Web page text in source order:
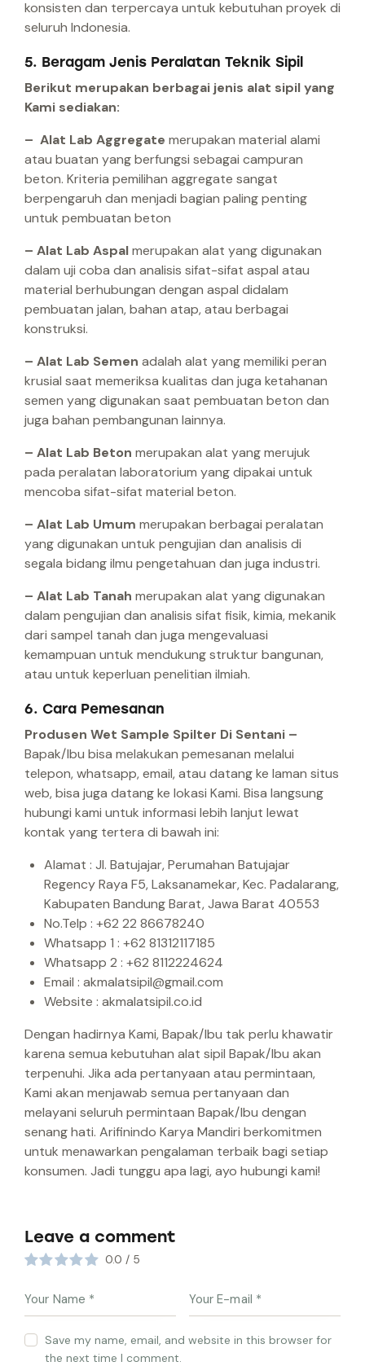
konsisten dan terpercaya untuk kebutuhan proyek di
seluruh Indonesia.
5. Beragam Jenis Peralatan Teknik Sipil
Berikut merupakan berbagai jenis alat sipil yang
Kami sediakan:
– Alat Lab Aggregate merupakan material alami
atau buatan yang berfungsi sebagai campuran
beton. Kriteria pemilihan aggregate sangat
berpengaruh dan menjadi bagian paling penting
untuk pembuatan beton
– Alat Lab Aspalmerupakan alat yang digunakan
dalam uji coba dan analisis sifat-sifat aspal atau
material berhubungan dengan aspal didalam
pembuatan jalan, bahan atap, atau berbagai
konstruksi.
– Alat Lab Semen adalah alat yang memiliki peran
krusial saat memeriksa kualitas dan juga ketahanan
semen yang digunakan saat pembuatan beton dan
juga bahan pembangunan lainnya.
– Alat Lab Beton merupakan alat yang merujuk
pada peralatan laboratorium yang dipakai untuk
mencoba sifat-sifat material beton.
– Alat Lab Umum merupakan berbagai peralatan
yang digunakan untuk pengujian dan analisis di
segala bidang ilmu pengetahuan dan juga industri.
– Alat Lab Tanah merupakan alat yang digunakan
dalam pengujian dan analisis sifat fisik, kimia, mekanik
dari sampel tanah dan juga mengevaluasi
kemampuan untuk mendukung struktur bangunan,
atau untuk keperluan penelitian ilmiah.
6. Cara Pemesanan
Produsen Wet Sample Spilter Di Sentani –
Bapak/Ibu bisa melakukan pemesanan melalui
telepon, whatsapp, email, atau datang ke laman situs
web, bisa juga datang ke lokasi Kami. Bisa langsung
hubungi kami untuk informasi lebih lanjut lewat
kontak yang tertera di bawah ini:
Alamat : Jl. Batujajar, Perumahan Batujajar
Regency Raya F5, Laksanamekar, Kec. Padalarang,
Kabupaten Bandung Barat, Jawa Barat 40553
No.Telp : +62 22 86678240
Whatsapp 1 : +62 81312117185
Whatsapp 2 : +62 8112224624
Email : akmalatsipil@gmail.com
Website : akmalatsipil.co.id
Dengan hadirnya Kami, Bapak/Ibu tak perlu khawatir
karena semua kebutuhan alat sipil Bapak/Ibu akan
terpenuhi. Jika ada pertanyaan atau permintaan,
Kami akan menjawab semua pertanyaan dan
melayani seluruh permintaan Bapak/Ibu dengan
senang hati. Arifinindo Karya Mandiri berkomitmen
untuk menawarkan pengalaman terbaik bagi setiap
konsumen. Jadi tunggu apa lagi, ayo hubungi kami!
Leave a comment
0.0 / 5
Save my name, email, and website in this browser for
the next time I comment.